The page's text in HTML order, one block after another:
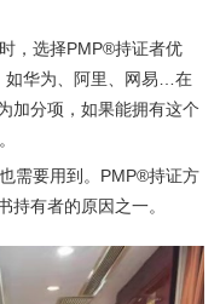
，选择PMP®持证者优
如华为、阿里、网易…在
加分项，如果能拥有这个
需要用到。PMP®持证方
持有者的原因之一。